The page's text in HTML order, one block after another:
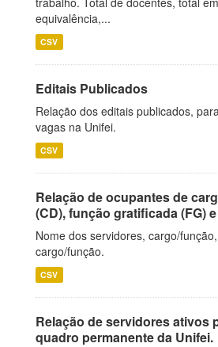
equivalência,...
CSV
Editais Publicados
Relação dos editais publicados,
vagas na Unifei.
CSV
Relação de ocupantes de
(CD), função gratificada (FG)
Nome dos servidores, cargo/
cargo/função.
CSV
Relação de servidores ativos
quadro permanente da Unifei.